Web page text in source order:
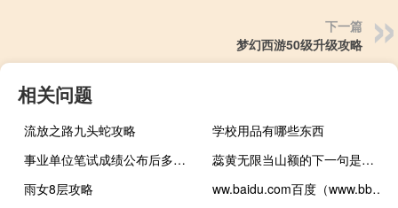
下一篇
梦幻西游50级升级攻略
相关问题
流放之路九头蛇攻略
学校用品有哪些东西
事业单位笔试成绩公布后多久面试
蕊黄无限当山额的下一句是什么
雨女8层攻略
ww.baidu.com百度（www.bbb270.COM）